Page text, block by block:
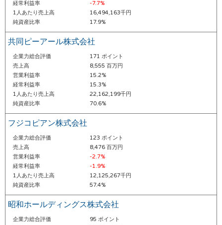
経常利益率
-7.7%
1人あたり売上高
16,494,163千円
純資産比率
17.9%
共同ピーアール株式会社
企業力総合評価
171 ポイント
売上高
8,555 百万円
営業利益率
15.2%
経常利益率
15.3%
1人あたり売上高
22,162,199千円
純資産比率
70.6%
フジコピアン株式会社
企業力総合評価
123 ポイント
売上高
8,476 百万円
営業利益率
-2.7%
経常利益率
-1.9%
1人あたり売上高
12,125,267千円
純資産比率
57.4%
昭和ホールディングス株式会社
企業力総合評価
95 ポイント